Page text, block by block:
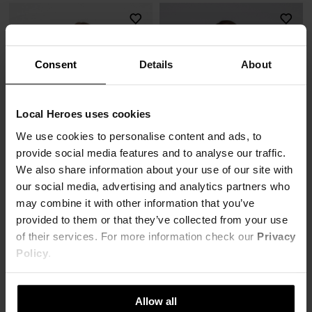
Consent Details About
Local Heroes uses cookies
We use cookies to personalise content and ads, to
provide social media features and to analyse our traffic.
We also share information about your use of our site with
our social media, advertising and analytics partners who
may combine it with other information that you’ve
provided to them or that they’ve collected from your use
of their services. For more information check our Privacy
Policy.
Allow all
TOP CYBER CUTE
36,00 zł
159,00 zł
Najniższa cena z 30 dni przed obniżką
SOLD OUT
SOLD OUT
T-SHIRT BETTER TOGETHER
33,80 zł
169,00 zł -80%